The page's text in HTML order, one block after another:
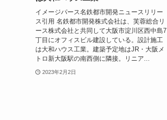
イメージパース名鉄都市開発ニュースリリー
ス引用 名鉄都市開発株式会社は、芙蓉総合リ
ース株式会社と共同して大阪市淀川区西中島7
丁目にオフィスビル建設している。設計施工
は大和ハウス工業。建築予定地はJR・大阪メ
トロ新大阪駅の南西側に隣接。リニア...
2023年2月2日